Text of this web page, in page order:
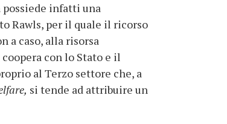
possiede infatti una
Rawls, per il quale il ricorso
a caso, alla risorsa
con lo Stato e il
al Terzo settore che, a
si tende ad attribuire un